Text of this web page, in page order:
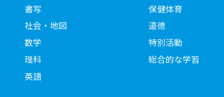
書写
社会・地図
数学
理科
英語
保健体育
道徳
特別活動
総合的な学習